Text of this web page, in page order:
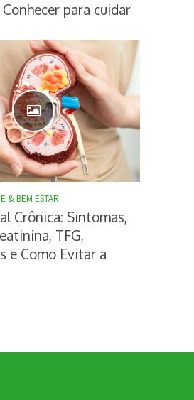
para cuidar
& BEM ESTAR
Crônica: Sintomas,
TFG,
e Como Evitar a